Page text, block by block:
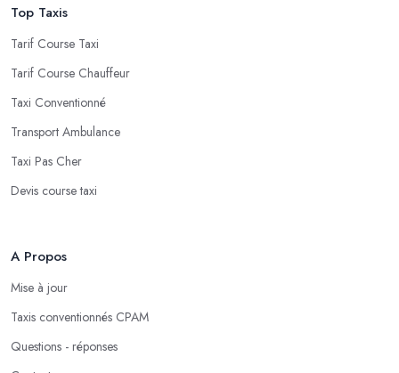
Top Taxis
Tarif Course Taxi
Tarif Course Chauffeur
Taxi Conventionné
Transport Ambulance
Taxi Pas Cher
Devis course taxi
A Propos
Mise à jour
Taxis conventionnés CPAM
Questions - réponses